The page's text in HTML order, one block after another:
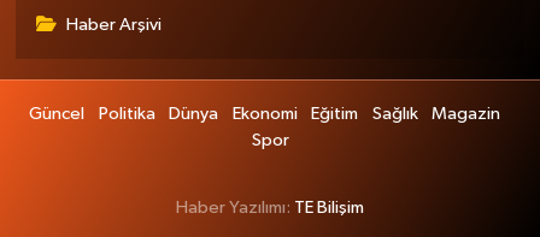
Haber Arşivi
Güncel Politika Dünya Ekonomi Eğitim Sağlık
Magazin
Spor
Haber Yazılımı: TE Bilişim